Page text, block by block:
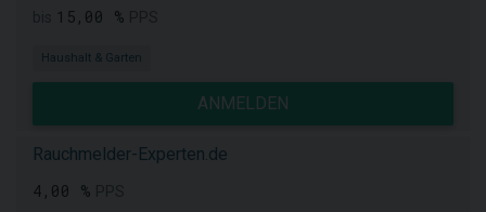
15,00 %
Haushalt & Garten
ANMELDEN
Rauchmelder-Experten.de
4,00 %